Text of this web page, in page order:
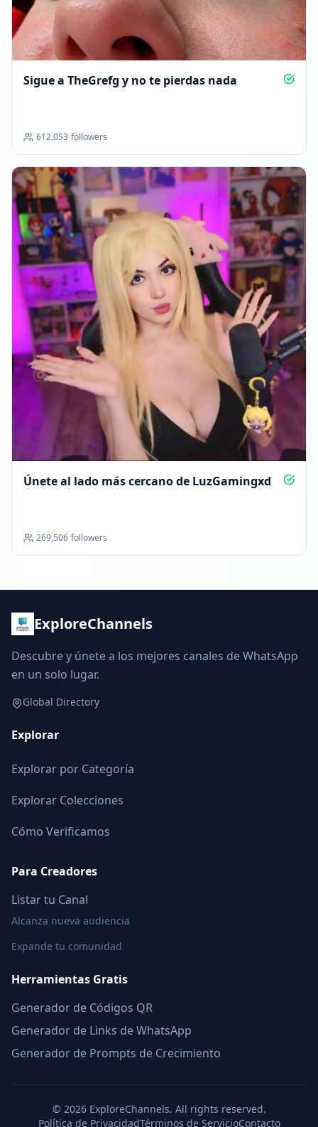
Sigue a TheGrefg y no te pierdas nada
612,053 followers
Únete al lado más cercano de LuzGamingxd
269,506 followers
ExploreChannels
Descubre y únete a los mejores canales de WhatsApp
en un solo lugar.
Global Directory
Explorar
Explorar por Categoría
Explorar Colecciones
Cómo Verificamos
Para Creadores
Listar tu Canal
Alcanza nueva audiencia
Expande tu comunidad
Herramientas Gratis
Generador de Códigos QR
Generador de Links de WhatsApp
Generador de Prompts de Crecimiento
© 2026ExploreChannels. All rights reserved.
Política de PrivacidadTérminos de ServicioContacto